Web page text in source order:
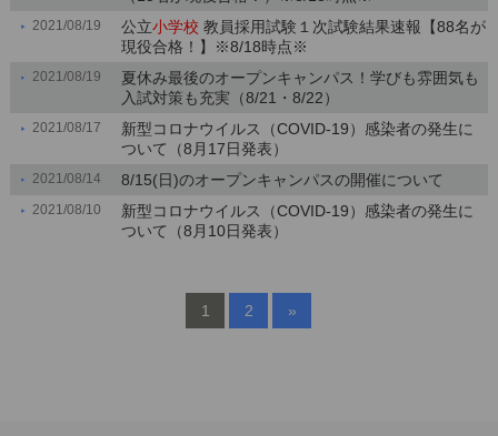
2021/08/19 公立小学校 教員採用試験１次試験結果速報【88名が
現役合格！】※8/18時点※
2021/08/19
夏休み最後のオープンキャンパス！学びも雰囲気も
入試対策も充実（8/21・8/22）
2021/08/17
新型コロナウイルス（COVID-19）感染者の発生に
ついて（8月17日発表）
2021/08/14 8/15(日)のオープンキャンパスの開催について
2021/08/10
新型コロナウイルス（COVID-19）感染者の発生に
ついて（8月10日発表）
1 2 »